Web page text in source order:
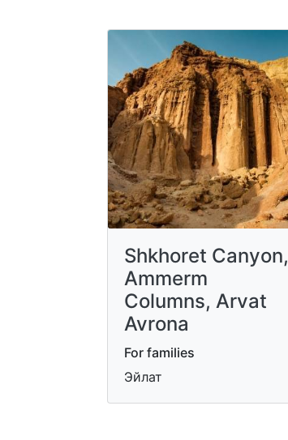
Shkhoret Canyon,
Ammerm
Columns, Arvat
Avrona
For families
Эйлат